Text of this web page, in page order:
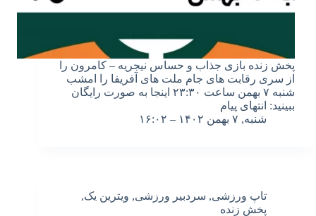
پخش زنده بازی جذاب و حساس نیجریه – کامرون را
از سری رقابت های جام ملت های آفریفا را امشب
شنبه ۷ بهمن ساعت ۲۳:۳۰ اینجا به صورت رایگان
ببینید: انتهای پیام
شنبه, ۷ بهمن ۱۴۰۲ – ۱۶:۰۲
تاپ ورزشی, سردبیر ورزشی, ویترین یک,
پخش زنده